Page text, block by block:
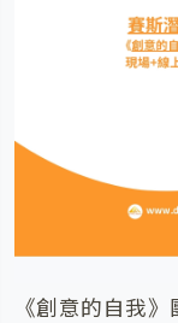
《創意的自我